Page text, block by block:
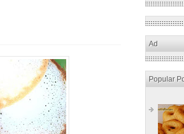
Ad
Popular